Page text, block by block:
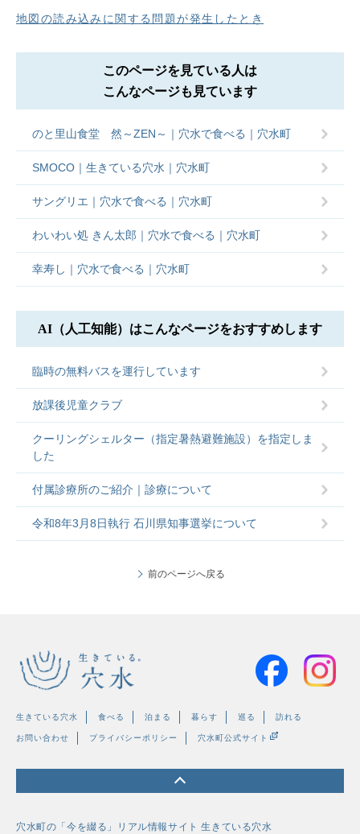
地図の読み込みに関する問題が発生したとき
このページを見ている人は
こんなページも見ています
のと里山食堂 然～ZEN～｜穴水で食べる｜穴水町
SMOCO｜生きている穴水｜穴水町
サングリエ｜穴水で食べる｜穴水町
わいわい処 きん太郎｜穴水で食べる｜穴水町
幸寿し｜穴水で食べる｜穴水町
AI（人工知能）はこんなページをおすすめします
臨時の無料バスを運行しています
放課後児童クラブ
クーリングシェルター（指定暑熱避難施設）を指定しま
した
付属診療所のご紹介｜診療について
令和8年3月8日執行 石川県知事選挙について
前のページへ戻る
生きている穴水 食べる 泊まる 暮らす 巡る 訪れる
お問い合わせ プライバシーポリシー 穴水町公式サイト
穴水町の「今を綴る」リアル情報サイト 生きている穴水